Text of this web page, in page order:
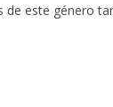
de este género